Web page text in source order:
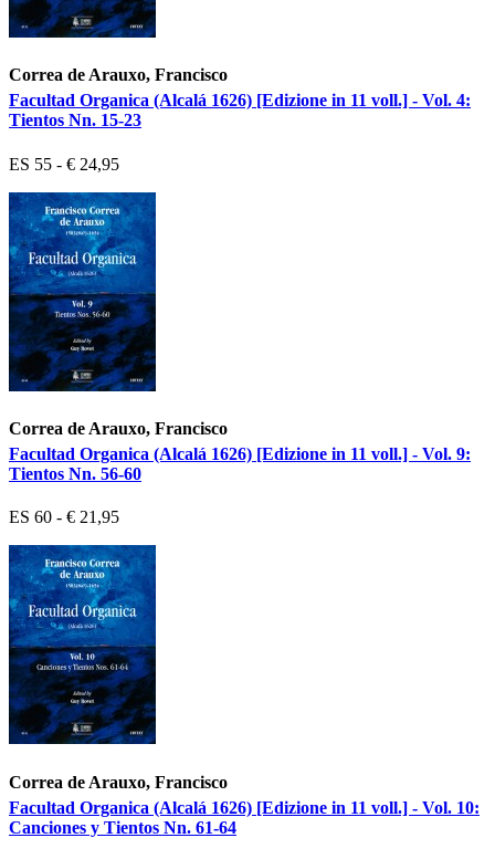
Correa de Arauxo, Francisco
Facultad Organica (Alcalá 1626) [Edizione in 11 voll.] - Vol. 4:
Tientos Nn. 15-23
ES 55 - € 24,95
Correa de Arauxo, Francisco
Facultad Organica (Alcalá 1626) [Edizione in 11 voll.] - Vol. 9:
Tientos Nn. 56-60
ES 60 - € 21,95
Correa de Arauxo, Francisco
Facultad Organica (Alcalá 1626) [Edizione in 11 voll.] - Vol. 10:
Canciones y Tientos Nn. 61-64